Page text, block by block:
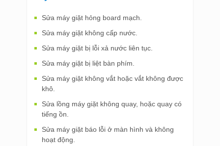
Sửa máy giặt hỏng board mạch.
Sửa máy giặt không cấp nước.
Sửa máy giặt bị lỗi xả nước liên tục.
Sửa máy giặt bị liệt bàn phím.
Sửa máy giặt không vắt hoặc vắt không được
khô.
Sửa lồng máy giặt không quay, hoặc quay có
tiếng ồn.
Sửa máy giặt báo lỗi ở màn hình và không
hoạt động.